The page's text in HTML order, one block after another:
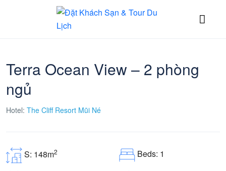
Terra Ocean View – 2 phòng
ngủ
Hotel: The Cliff Resort Mũi Né
S: 148m2 Beds: 1